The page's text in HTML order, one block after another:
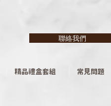
聯絡我們
精品禮盒套組 常見問題